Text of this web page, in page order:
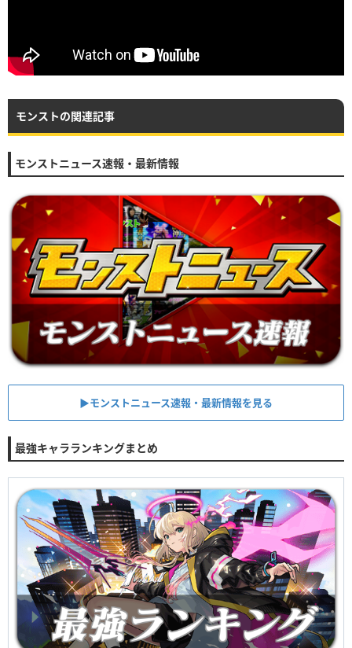
モンストの関連記事
モンストニュース速報・最新情報
▶︎モンストニュース速報・最新情報を見る
最強キャラランキングまとめ